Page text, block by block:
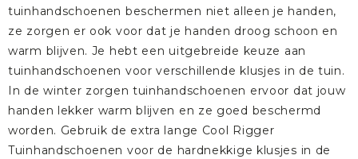
tuinhandschoenen beschermen niet alleen je handen,
ze zorgen er ook voor dat je handen droog schoon en
warm blijven. Je hebt een uitgebreide keuze aan
tuinhandschoenen voor verschillende klusjes in de tuin.
In de winter zorgen tuinhandschoenen ervoor dat jouw
handen lekker warm blijven en ze goed beschermd
worden. Gebruik de extra lange Cool Rigger
Tuinhandschoenen voor de hardnekkige klusjes in de